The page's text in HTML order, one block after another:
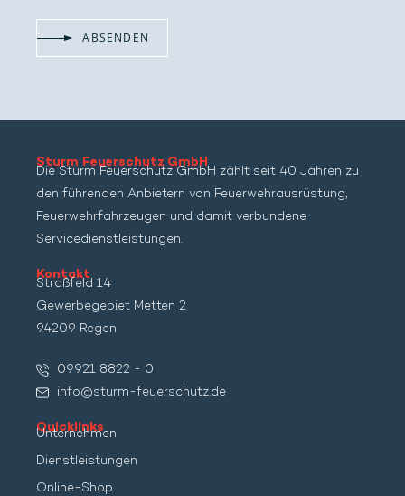
ABSENDEN
e
r
n
a
t
i
v
e
:
Sturm Feuerschutz GmbH
Die Sturm Feuerschutz GmbH zählt seit 40 Jahren zu
den führenden Anbietern von Feuerwehrausrüstung,
Feuerwehrfahrzeugen und damit verbundene
Servicedienstleistungen.
Kontakt
Straßfeld 14
Gewerbegebiet Metten 2
94209 Regen
09921 8822 - 0
info@sturm-feuerschutz.de
Quicklinks
Unternehmen
Dienstleistungen
Online-Shop